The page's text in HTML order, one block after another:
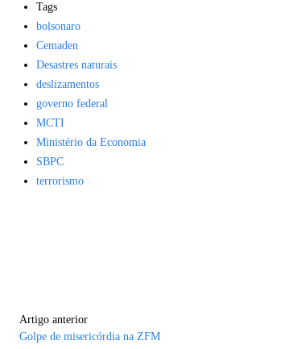
Tags
bolsonaro
Cemaden
Desastres naturais
deslizamentos
governo federal
MCTI
Ministério da Economia
SBPC
terrorismo
Artigo anterior
Golpe de misericórdia na ZFM